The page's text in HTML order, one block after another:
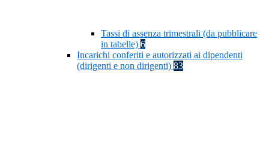
Tassi di assenza trimestrali (da pubblicare
in tabelle) 6
Incarichi conferiti e autorizzati ai dipendenti
(dirigenti e non dirigenti) 83